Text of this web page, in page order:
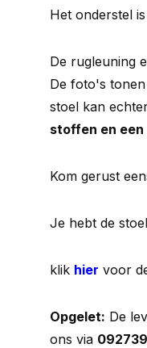
Het onderstel
De rugleuning
De foto's
stoel kan
stoffen en
Kom gerust
Je hebt de
klik hier voor
Opgelet: De
ons via